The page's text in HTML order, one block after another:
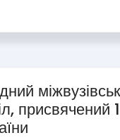
присвячений